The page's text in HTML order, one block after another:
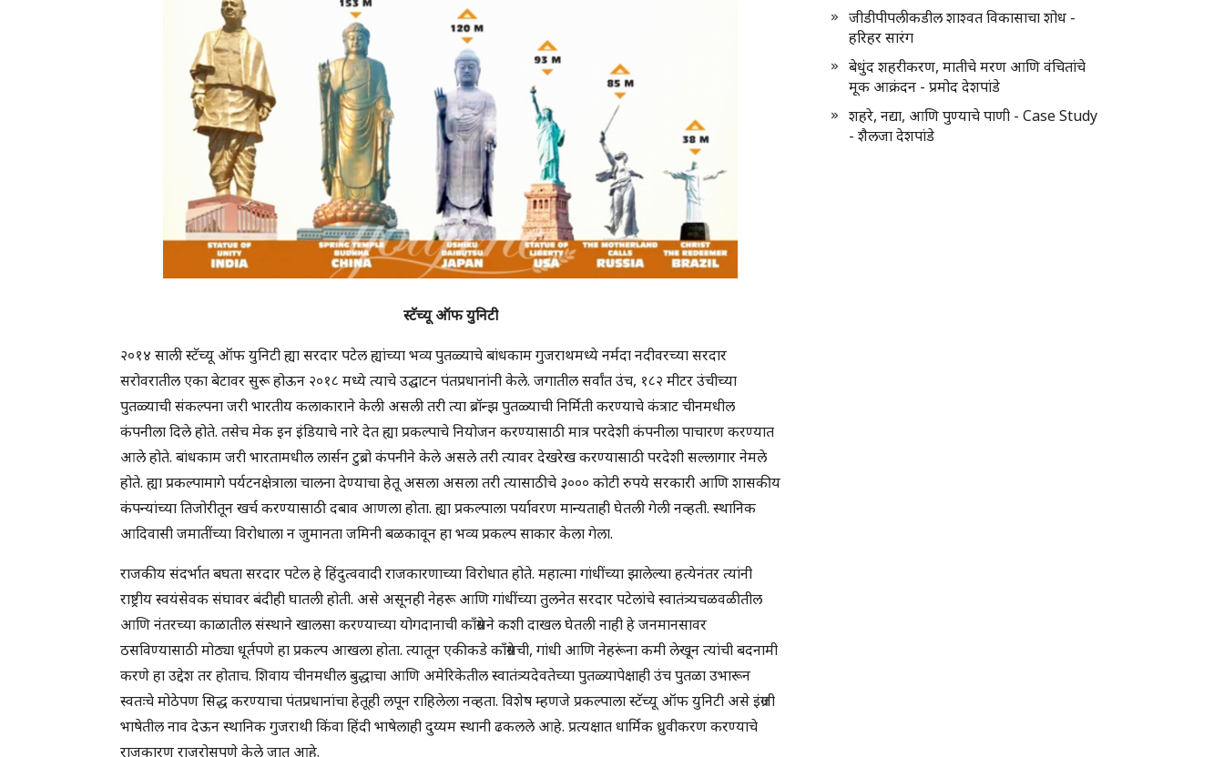
स्टॅच्यू ऑफ युनिटी
२०१४ साली स्टॅच्यू ऑफ युनिटी ह्या सरदार पटेल ह्यांच्या भव्य पुतळ्याचे बांधकाम गुजराथमध्ये नर्मदा नदीवरच्या सरदार
सरोवरातील एका बेटावर सुरू होऊन २०१८ मध्ये त्याचे उद्घाटन पंतप्रधानांनी केले. जगातील सर्वांत उंच, १८२ मीटर उंचीच्या
पुतळ्याची संकल्पना जरी भारतीय कलाकाराने केली असली तरी त्या ब्रॉन्झ पुतळ्याची निर्मिती करण्याचे कंत्राट चीनमधील
कंपनीला दिले होते. तसेच मेक इन इंडियाचे नारे देत ह्या प्रकल्पाचे नियोजन करण्यासाठी मात्र परदेशी कंपनीला पाचारण करण्यात
आले होते. बांधकाम जरी भारतामधील लार्सन टुब्रो कंपनीने केले असले तरी त्यावर देखरेख करण्यासाठी परदेशी सल्लागार नेमले
होते. ह्या प्रकल्पामागे पर्यटनक्षेत्राला चालना देण्याचा हेतू असला असला तरी त्यासाठीचे ३००० कोटी रुपये सरकारी आणि शासकीय
कंपन्यांच्या तिजोरीतून खर्च करण्यासाठी दबाव आणला होता. ह्या प्रकल्पाला पर्यावरण मान्यताही घेतली गेली नव्हती. स्थानिक
आदिवासी जमातींच्या विरोधाला न जुमानता जमिनी बळकावून हा भव्य प्रकल्प साकार केला गेला.
राजकीय संदर्भात बघता सरदार पटेल हे हिंदुत्ववादी राजकारणाच्या विरोधात होते. महात्मा गांधींच्या झालेल्या हत्येनंतर त्यांनी
राष्ट्रीय स्वयंसेवक संघावर बंदीही घातली होती. असे असूनही नेहरू आणि गांधींच्या तुलनेत सरदार पटेलांचे स्वातंत्र्यचळवळीतील
आणि नंतरच्या काळातील संस्थाने खालसा करण्याच्या योगदानाची काँग्रेसने कशी दाखल घेतली नाही हे जनमानसावर
ठसविण्यासाठी मोठ्या धूर्तपणे हा प्रकल्प आखला होता. त्यातून एकीकडे काँग्रेसची, गांधी आणि नेहरूंना कमी लेखून त्यांची बदनामी
करणे हा उद्देश तर होताच. शिवाय चीनमधील बुद्धाचा आणि अमेरिकेतील स्वातंत्र्यदेवतेच्या पुतळ्यापेक्षाही उंच पुतळा उभारून
स्वतःचे मोठेपण सिद्ध करण्याचा पंतप्रधानांचा हेतूही लपून राहिलेला नव्हता. विशेष म्हणजे प्रकल्पाला स्टॅच्यू ऑफ युनिटी असे इंग्रजी
भाषेतील नाव देऊन स्थानिक गुजराथी किंवा हिंदी भाषेलाही दुय्यम स्थानी ढकलले आहे. प्रत्यक्षात धार्मिक ध्रुवीकरण करण्याचे
राजकारण राजरोसपणे केले जात आहे.
जीडीपीपलीकडील शाश्वत विकासाचा शोध -
हरिहर सारंग
बेधुंद शहरीकरण, मातीचे मरण आणि वंचितांचे
मूक आक्रंदन - प्रमोद देशपांडे
शहरे, नद्या, आणि पुण्याचे पाणी - Case Study
- शैलजा देशपांडे